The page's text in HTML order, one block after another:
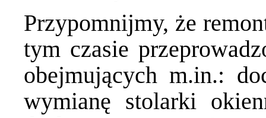
Przypomnijmy, że
tym czasie
obejmujących m.in.:
wymianę stolarki